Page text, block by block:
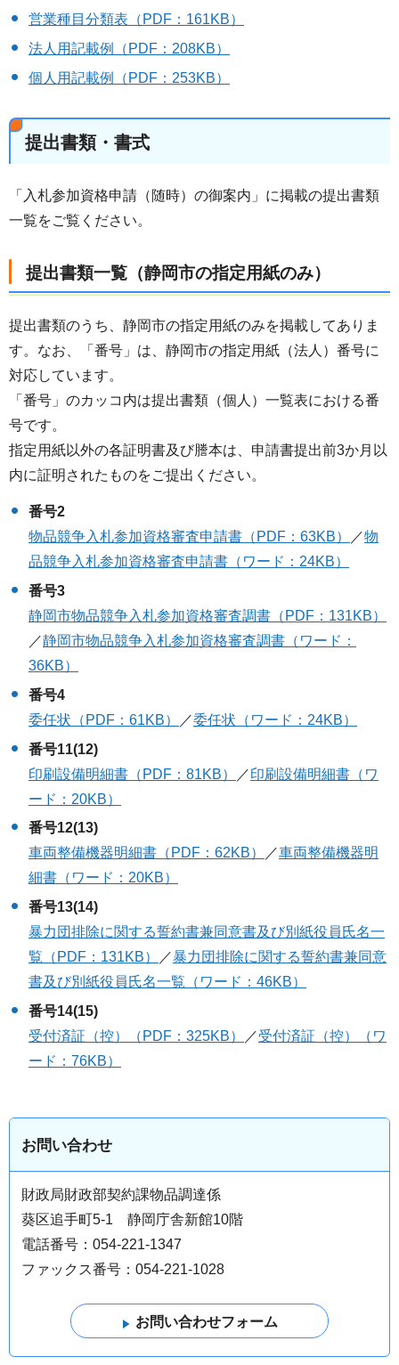
営業種目分類表（PDF：161KB）
法人用記載例（PDF：208KB）
個人用記載例（PDF：253KB）
提出書類・書式
「入札参加資格申請（随時）の御案内」に掲載の提出書類
一覧をご覧ください。
提出書類一覧（静岡市の指定用紙のみ）
提出書類のうち、静岡市の指定用紙のみを掲載してありま
す。なお、「番号」は、静岡市の指定用紙（法人）番号に
対応しています。
「番号」のカッコ内は提出書類（個人）一覧表における番
号です。
指定用紙以外の各証明書及び謄本は、申請書提出前3か月以
内に証明されたものをご提出ください。
番号2
物品競争入札参加資格審査申請書（PDF：63KB）
／物
品競争入札参加資格審査申請書（ワード：24KB）
番号3
静岡市物品競争入札参加資格審査調書（PDF：131KB）
／静岡市物品競争入札参加資格審査調書（ワード：
36KB）
番号4
委任状（PDF：61KB）
／委任状（ワード：24KB）
番号11(12)
印刷設備明細書（PDF：81KB）
／印刷設備明細書（ワ
ード：20KB）
番号12(13)
車両整備機器明細書（PDF：62KB）
／車両整備機器明
細書（ワード：20KB）
番号13(14)
暴力団排除に関する誓約書兼同意書及び別紙役員氏名一
覧（PDF：131KB）
／暴力団排除に関する誓約書兼同意
書及び別紙役員氏名一覧（ワード：46KB）
番号14(15)
受付済証（控）（PDF：325KB）
／受付済証（控）（ワ
ード：76KB）
お問い合わせ
財政局財政部契約課物品調達係
葵区追手町5-1 静岡庁舎新館10階
電話番号：054-221-1347
ファックス番号：054-221-1028